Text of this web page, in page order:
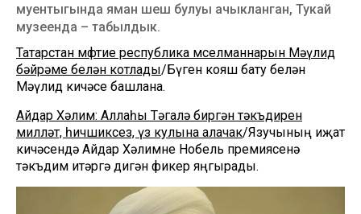
муентыгында яман шеш булуы ачыкланган, Тукай
музеенда – табылдык.
Татарстан мөфтие республика мөселманнарын Мәүлид
бәйрәме белән котлады/Бүген кояш бату белән
Мәүлид кичәсе башлана.
Айдар Хәлим: Аллаһы Тәгалә биргән тәкъдирен
милләт, һичшиксез, үз кулына алачак/Язучының иҗат
кичәсендә Айдар Хәлимне Нобель премиясенә
тәкъдим итәргә дигән фикер яңгырады.